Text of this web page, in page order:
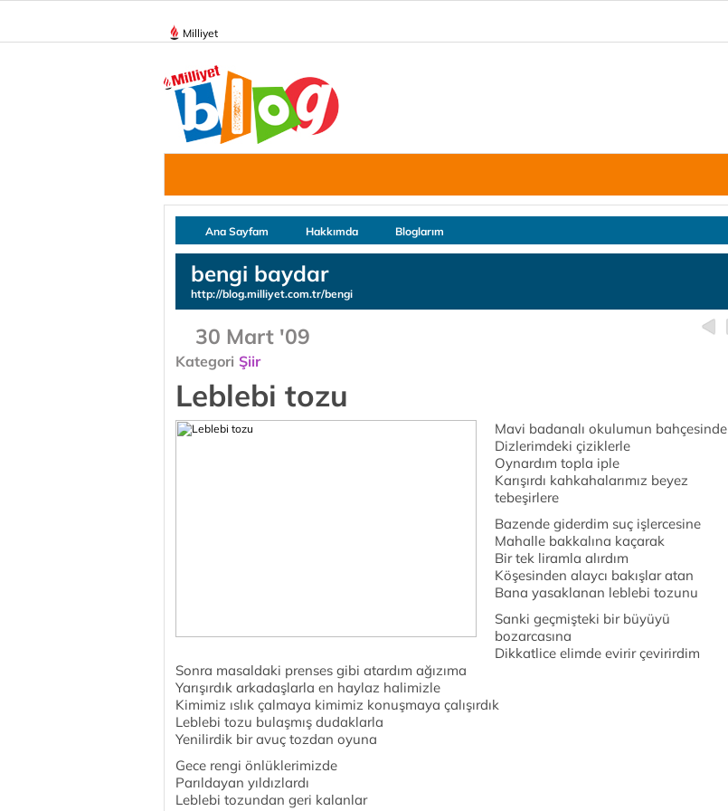
Milliyet
Ana Sayfam Hakkımda Bloglarım
bengi baydar
http://blog.milliyet.com.tr/bengi
30 Mart '09
Kategori Şiir
Leblebi tozu
Mavi badanalı okulumun bahçesinde
Dizlerimdeki çiziklerle
Oynardım topla iple
Karışırdı kahkahalarımız beyez
tebeşirlere
Bazende giderdim suç işlercesine
Mahalle bakkalına kaçarak
Bir tek liramla alırdım
Köşesinden alaycı bakışlar atan
Bana yasaklanan leblebi tozunu
Sanki geçmişteki bir büyüyü
bozarcasına
Dikkatlice elimde evirir çevirirdim
Sonra masaldaki prenses gibi atardım ağızıma
Yarışırdık arkadaşlarla en haylaz halimizle
Kimimiz ıslık çalmaya kimimiz konuşmaya çalışırdık
Leblebi tozu bulaşmış dudaklarla
Yenilirdik bir avuç tozdan oyuna
Gece rengi önlüklerimizde
Parıldayan yıldızlardı
Leblebi tozundan geri kalanlar